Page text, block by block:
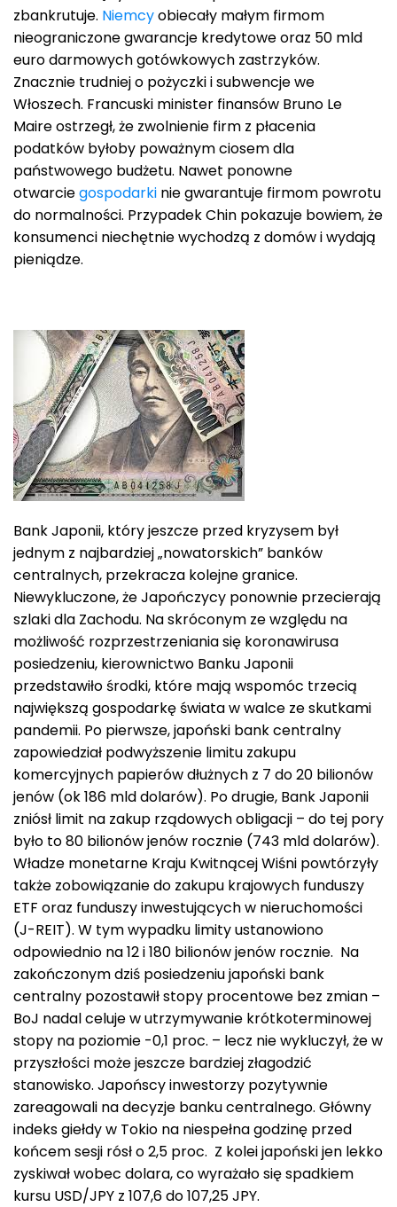
zbankrutuje. Niemcyobiecały małym firmom
nieograniczone gwarancje kredytowe oraz 50 mld
euro darmowych gotówkowych zastrzyków.
Znacznie trudniej o pożyczki i subwencje we
Włoszech. Francuski minister finansów Bruno Le
Maire ostrzegł, że zwolnienie firm z płacenia
podatków byłoby poważnym ciosem dla
państwowego budżetu. Nawet ponowne
otwarciegospodarki nie gwarantuje firmom powrotu
do normalności. Przypadek Chin pokazuje bowiem, że
konsumenci niechętnie wychodzą z domów i wydają
pieniądze.
Bank Japonii, który jeszcze przed kryzysem był
jednym z najbardziej „nowatorskich” banków
centralnych, przekracza kolejne granice.
Niewykluczone, że Japończycy ponownie przecierają
szlaki dla Zachodu. Na skróconym ze względu na
możliwość rozprzestrzeniania się koronawirusa
posiedzeniu, kierownictwo Banku Japonii
przedstawiło środki, które mają wspomóc trzecią
największą gospodarkę świata w walce ze skutkami
pandemii. Po pierwsze, japoński bank centralny
zapowiedział podwyższenie limitu zakupu
komercyjnych papierów dłużnych z 7 do 20 bilionów
jenów (ok 186 mld dolarów). Po drugie, Bank Japonii
zniósł limit na zakup rządowych obligacji – do tej pory
było to 80 bilionów jenów rocznie (743 mld dolarów).
Władze monetarne Kraju Kwitnącej Wiśni powtórzyły
także zobowiązanie do zakupu krajowych funduszy
ETF oraz funduszy inwestujących w nieruchomości
(J-REIT). W tym wypadku limity ustanowiono
odpowiednio na 12 i 180 bilionów jenów rocznie. Na
zakończonym dziś posiedzeniu japoński bank
centralny pozostawił stopy procentowe bez zmian –
BoJ nadal celuje w utrzymywanie krótkoterminowej
stopy na poziomie -0,1 proc. – lecz nie wykluczył, że w
przyszłości może jeszcze bardziej złagodzić
stanowisko. Japońscy inwestorzy pozytywnie
zareagowali na decyzje banku centralnego. Główny
indeks giełdy w Tokio na niespełna godzinę przed
końcem sesji rósł o 2,5 proc. Z kolei japoński jen lekko
zyskiwał wobec dolara, co wyrażało się spadkiem
kursu USD/JPY z 107,6 do 107,25 JPY.